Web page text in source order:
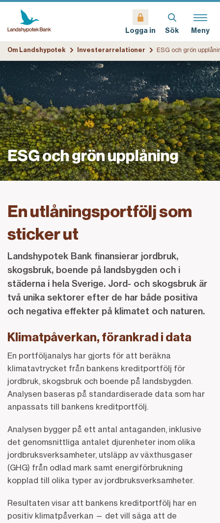
Logga in Sök Meny
Om Landshypotek Investerarrelationer ESG och grön
ESG och grön upplåning
En utlåningsportfölj som
sticker ut
Landshypotek Bank finansierar jordbruk,
skogsbruk, boende på landsbygden och i
städerna i hela Sverige. Jord- och skogsbruk är
två unika sektorer efter de har både positiva
och negativa effekter på klimatet och naturen.
Klimatpåverkan, förankrad i data
En portföljanalys har gjorts för att beräkna
klimatavtrycket från bankens kreditportfölj för
jordbruk, skogsbruk och boende på landsbygden.
Analysen baseras på standardiserade data som har
anpassats till bankens kreditportfölj.
Analysen bygger på ett antal antaganden, inklusive
det genomsnittliga antalet djurenheter inom olika
jordbruksverksamheter, utsläpp av växthusgaser
(GHG) från odlad mark samt energiförbrukning
kopplad till olika typer av jordbruksverksamheter.
Resultaten visar att bankens kreditportfölj har en
positiv klimatpåverkan — det vill säga att de